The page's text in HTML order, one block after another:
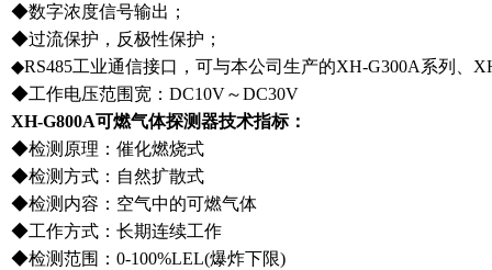
◆数字浓度信号输出；
◆过流保护，反极性保护；
◆RS485工业通信接口，可与本公司生产的XH-G300A系列、
◆工作电压范围宽：DC10V～DC30V
XH-G800A可燃气体探测器技术指标：
◆检测原理：催化燃烧式
◆检测方式：自然扩散式
◆检测内容：空气中的可燃气体
◆工作方式：长期连续工作
◆检测范围：0-100%LEL(爆炸下限)